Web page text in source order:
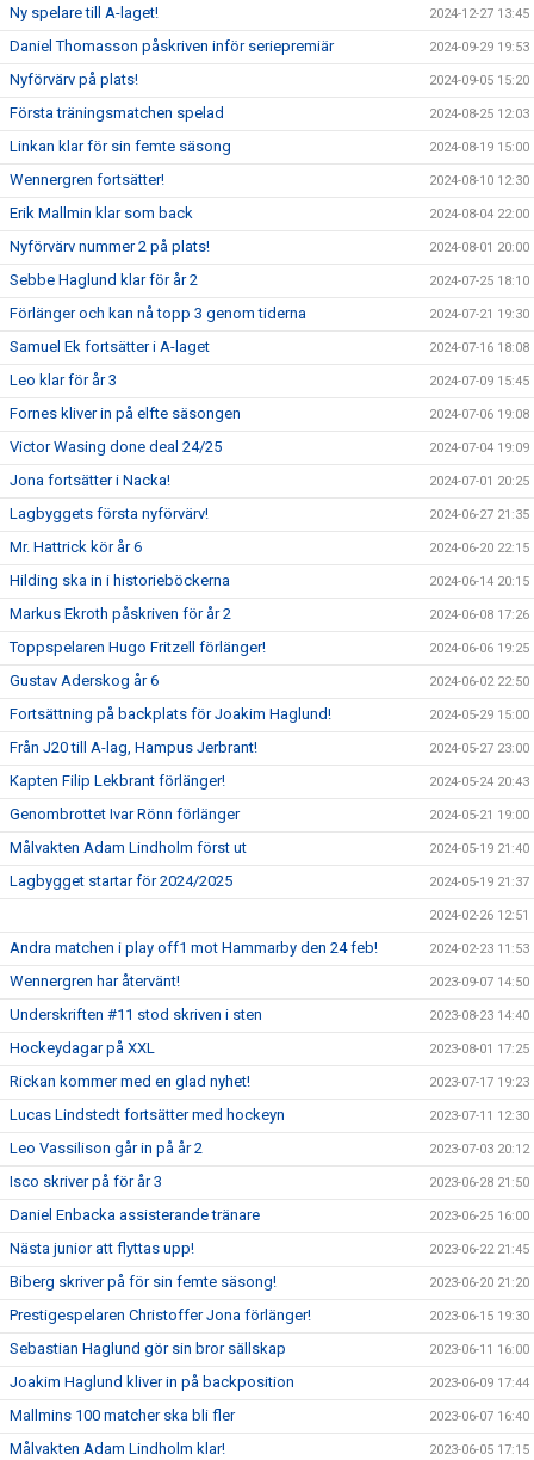
Ny spelare till A-laget! 2024-12-27 13:45
Daniel Thomasson påskriven inför seriepremiär 2024-09-29 19:53
Nyförvärv på plats! 2024-09-05 15:20
Första träningsmatchen spelad 2024-08-25 12:03
Linkan klar för sin femte säsong 2024-08-19 15:00
Wennergren fortsätter! 2024-08-10 12:30
Erik Mallmin klar som back 2024-08-04 22:00
Nyförvärv nummer 2 på plats! 2024-08-01 20:00
Sebbe Haglund klar för år 2 2024-07-25 18:10
Förlänger och kan nå topp 3 genom tiderna 2024-07-21 19:30
Samuel Ek fortsätter i A-laget 2024-07-16 18:08
Leo klar för år 3 2024-07-09 15:45
Fornes kliver in på elfte säsongen 2024-07-06 19:08
Victor Wasing done deal 24/25 2024-07-04 19:09
Jona fortsätter i Nacka! 2024-07-01 20:25
Lagbyggets första nyförvärv! 2024-06-27 21:35
Mr. Hattrick kör år 6 2024-06-20 22:15
Hilding ska in i historieböckerna 2024-06-14 20:15
Markus Ekroth påskriven för år 2 2024-06-08 17:26
Toppspelaren Hugo Fritzell förlänger! 2024-06-06 19:25
Gustav Aderskog år 6 2024-06-02 22:50
Fortsättning på backplats för Joakim Haglund! 2024-05-29 15:00
Från J20 till A-lag, Hampus Jerbrant! 2024-05-27 23:00
Kapten Filip Lekbrant förlänger! 2024-05-24 20:43
Genombrottet Ivar Rönn förlänger 2024-05-21 19:00
Målvakten Adam Lindholm först ut 2024-05-19 21:40
Lagbygget startar för 2024/2025 2024-05-19 21:37
2024-02-26 12:51
Andra matchen i play off1 mot Hammarby den 24 feb! 2024-02-23 11:53
Wennergren har återvänt! 2023-09-07 14:50
Underskriften #11 stod skriven i sten 2023-08-23 14:40
Hockeydagar på XXL 2023-08-01 17:25
Rickan kommer med en glad nyhet! 2023-07-17 19:23
Lucas Lindstedt fortsätter med hockeyn 2023-07-11 12:30
Leo Vassilison går in på år 2 2023-07-03 20:12
Isco skriver på för år 3 2023-06-28 21:50
Daniel Enbacka assisterande tränare 2023-06-25 16:00
Nästa junior att flyttas upp! 2023-06-22 21:45
Biberg skriver på för sin femte säsong! 2023-06-20 21:20
Prestigespelaren Christoffer Jona förlänger! 2023-06-15 19:30
Sebastian Haglund gör sin bror sällskap 2023-06-11 16:00
Joakim Haglund kliver in på backposition 2023-06-09 17:44
Mallmins 100 matcher ska bli fler 2023-06-07 16:40
Målvakten Adam Lindholm klar! 2023-06-05 17:15